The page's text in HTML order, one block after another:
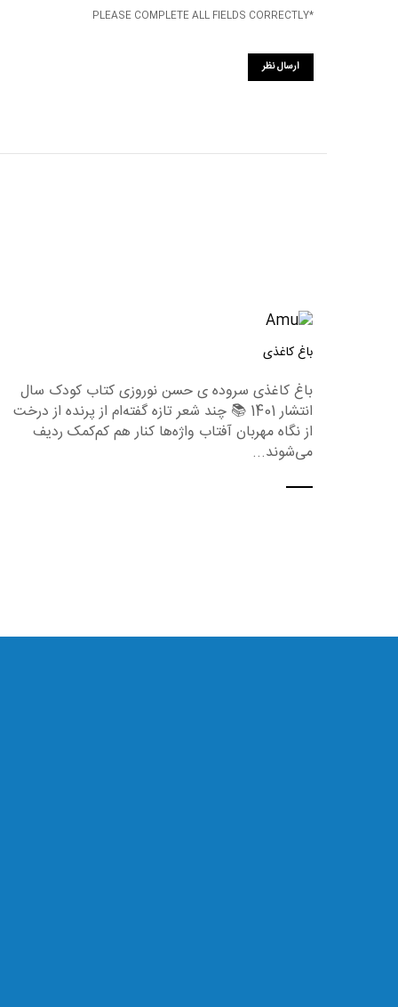
*PLEASE COMPLETE ALL FIELDS CORRECTLY
باغ کاغذی
باغ کاغذی سروده ی حسن نوروزی کتاب کودک سال
انتشار 1401 📚 چند شعر تازه گفته‌ام از پرنده از درخت
از نگاه مهربان آفتاب واژه‌ها کنار هم کم‌کمک ردیف
می‌شوند...